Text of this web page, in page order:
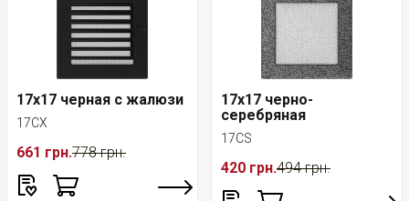
17x17 черная с жалюзи
17CX
661 грн.778 грн.
17x17 черно-
серебряная
17CS
420 грн.494 грн.